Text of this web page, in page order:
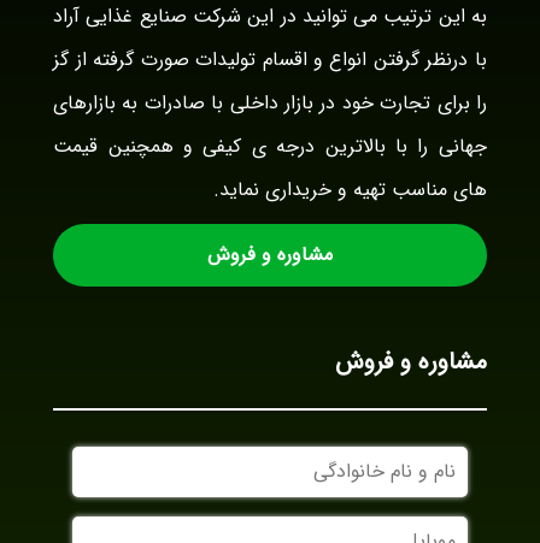
به این ترتیب می توانید در این شرکت صنایع غذایی آراد
با درنظر گرفتن انواع و اقسام تولیدات صورت گرفته از گز
را برای تجارت خود در بازار داخلی با صادرات به بازارهای
جهانی را با بالاترین درجه ی کیفی و همچنین قیمت
های مناسب تهیه و خریداری نماید.
مشاوره و فروش
مشاوره و فروش
نام
و
نام
خانوادگی
موبایل